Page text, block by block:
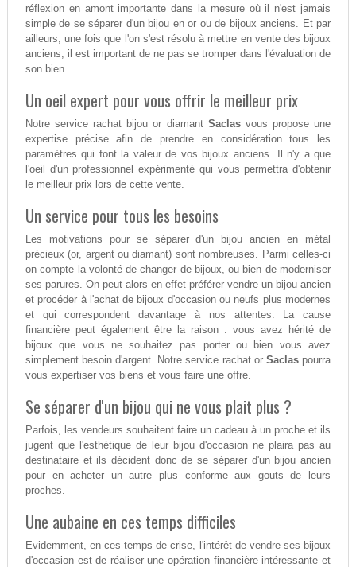
réflexion en amont importante dans la mesure où il n'est jamais
simple de se séparer d'un bijou en or ou de bijoux anciens. Et par
ailleurs, une fois que l'on s'est résolu à mettre en vente des bijoux
anciens, il est important de ne pas se tromper dans l'évaluation de
son bien.
Un oeil expert pour vous offrir le meilleur prix
Notre service rachat bijou or diamant Saclasvous propose une
expertise précise afin de prendre en considération tous les
paramètres qui font la valeur de vos bijoux anciens. Il n'y a que
l'oeil d'un professionnel expérimenté qui vous permettra d'obtenir
le meilleur prix lors de cette vente.
Un service pour tous les besoins
Les motivations pour se séparer d'un bijou ancien en métal
précieux (or, argent ou diamant) sont nombreuses. Parmi celles-ci
on compte la volonté de changer de bijoux, ou bien de moderniser
ses parures. On peut alors en effet préférer vendre un bijou ancien
et procéder à l'achat de bijoux d'occasion ou neufs plus modernes
et qui correspondent davantage à nos attentes. La cause
financière peut également être la raison : vous avez hérité de
bijoux que vous ne souhaitez pas porter ou bien vous avez
simplement besoin d'argent. Notre service rachat or Saclaspourra
vous expertiser vos biens et vous faire une offre.
Se séparer d'un bijou qui ne vous plait plus ?
Parfois, les vendeurs souhaitent faire un cadeau à un proche et ils
jugent que l'esthétique de leur bijou d'occasion ne plaira pas au
destinataire et ils décident donc de se séparer d'un bijou ancien
pour en acheter un autre plus conforme aux gouts de leurs
proches.
Une aubaine en ces temps difficiles
Evidemment, en ces temps de crise, l'intérêt de vendre ses bijoux
d'occasion est de réaliser une opération financière intéressante et